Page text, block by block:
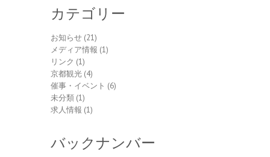
カテゴリー
お知らせ (21)
メディア情報 (1)
リンク (1)
京都観光 (4)
催事・イベント (6)
未分類 (1)
求人情報 (1)
バックナンバー